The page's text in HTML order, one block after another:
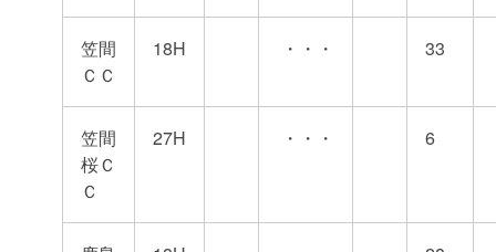
笠間
ＣＣ
18H ・・・ 33
笠間
桜Ｃ
Ｃ
27H ・・・ 6